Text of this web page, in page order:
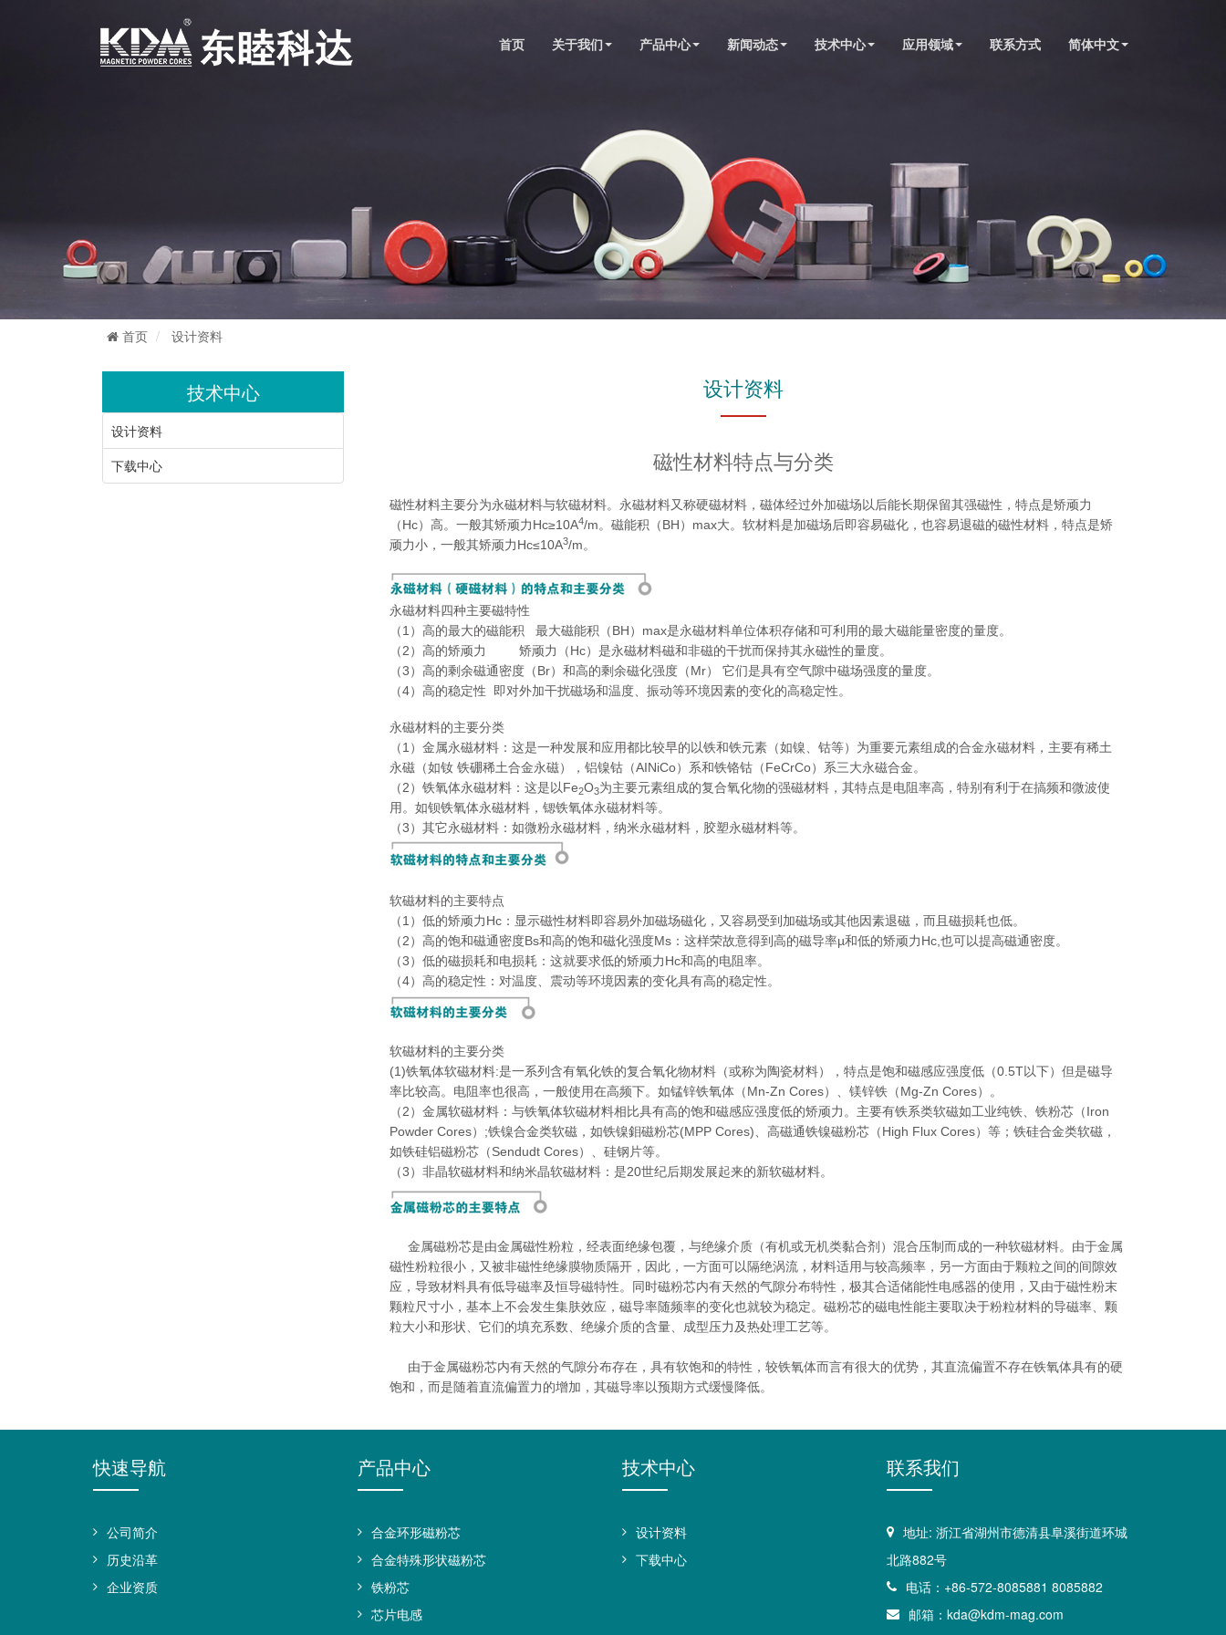
首页 关于我们 产品中心 新闻动态 技术中心 应用领域 联系方式 简体中文
首页 设计资料
技术中心
设计资料
下载中心
设计资料
磁性材料特点与分类
磁性材料主要分为永磁材料与软磁材料。永磁材料又称硬磁材料，磁体经过外加磁场以后能长期保留其强磁性，特点是矫顽力
（Hc）高。一般其矫顽力Hc≥10A4/m。磁能积（BH）max大。软材料是加磁场后即容易磁化，也容易退磁的磁性材料，特点是矫
顽力小，一般其矫顽力Hc≤10A3/m。
永磁材料四种主要磁特性
（1）高的最大的磁能积 最大磁能积（BH）max是永磁材料单位体积存储和可利用的最大磁能量密度的量度。
（2）高的矫顽力 矫顽力（Hc）是永磁材料磁和非磁的干扰而保持其永磁性的量度。
（3）高的剩余磁通密度（Br）和高的剩余磁化强度（Mr） 它们是具有空气隙中磁场强度的量度。
（4）高的稳定性 即对外加干扰磁场和温度、振动等环境因素的变化的高稳定性。
永磁材料的主要分类
（1）金属永磁材料：这是一种发展和应用都比较早的以铁和铁元素（如镍、钴等）为重要元素组成的合金永磁材料，主要有稀土
永磁（如钕 铁硼稀土合金永磁），铝镍钴（AINiCo）系和铁铬钴（FeCrCo）系三大永磁合金。
（2）铁氧体永磁材料：这是以Fe2O3为主要元素组成的复合氧化物的强磁材料，其特点是电阻率高，特别有利于在搞频和微波使
用。如钡铁氧体永磁材料，锶铁氧体永磁材料等。
（3）其它永磁材料：如微粉永磁材料，纳米永磁材料，胶塑永磁材料等。
软磁材料的主要特点
（1）低的矫顽力Hc：显示磁性材料即容易外加磁场磁化，又容易受到加磁场或其他因素退磁，而且磁损耗也低。
（2）高的饱和磁通密度Bs和高的饱和磁化强度Ms：这样荣故意得到高的磁导率µ和低的矫顽力Hc,也可以提高磁通密度。
（3）低的磁损耗和电损耗：这就要求低的矫顽力Hc和高的电阻率。
（4）高的稳定性：对温度、震动等环境因素的变化具有高的稳定性。
软磁材料的主要分类
(1)铁氧体软磁材料:是一系列含有氧化铁的复合氧化物材料（或称为陶瓷材料），特点是饱和磁感应强度低（0.5T以下）但是磁导
率比较高。电阻率也很高，一般使用在高频下。如锰锌铁氧体（Mn-Zn Cores）、镁锌铁（Mg-Zn Cores）。
（2）金属软磁材料：与铁氧体软磁材料相比具有高的饱和磁感应强度低的矫顽力。主要有铁系类软磁如工业纯铁、铁粉芯（Iron
Powder Cores）;铁镍合金类软磁，如铁镍鉬磁粉芯(MPP Cores)、高磁通铁镍磁粉芯（High Flux Cores）等；铁硅合金类软磁，
如铁硅铝磁粉芯（Sendudt Cores）、硅钢片等。
（3）非晶软磁材料和纳米晶软磁材料：是20世纪后期发展起来的新软磁材料。
金属磁粉芯是由金属磁性粉粒，经表面绝缘包覆，与绝缘介质（有机或无机类黏合剂）混合压制而成的一种软磁材料。由于金属
磁性粉粒很小，又被非磁性绝缘膜物质隔开，因此，一方面可以隔绝涡流，材料适用与较高频率，另一方面由于颗粒之间的间隙效
应，导致材料具有低导磁率及恒导磁特性。同时磁粉芯内有天然的气隙分布特性，极其合适储能性电感器的使用，又由于磁性粉末
颗粒尺寸小，基本上不会发生集肤效应，磁导率随频率的变化也就较为稳定。磁粉芯的磁电性能主要取决于粉粒材料的导磁率、颗
粒大小和形状、它们的填充系数、绝缘介质的含量、成型压力及热处理工艺等。
由于金属磁粉芯内有天然的气隙分布存在，具有软饱和的特性，较铁氧体而言有很大的优势，其直流偏置不存在铁氧体具有的硬
饱和，而是随着直流偏置力的增加，其磁导率以预期方式缓慢降低。
快速导航
公司简介
历史沿革
企业资质
产品中心
合金环形磁粉芯
合金特殊形状磁粉芯
铁粉芯
芯片电感
技术中心
设计资料
下载中心
联系我们
地址: 浙江省湖州市德清县阜溪街道环城
北路882号
电话：+86-572-8085881 8085882
邮箱：kda@kdm-mag.com